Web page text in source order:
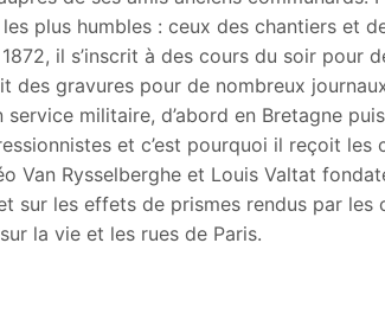
plus humbles : ceux des chantiers et
il s’inscrit à des cours du soir
des gravures pour de nombreux
militaire, d’abord en Bretagne
et c’est pourquoi il reçoit
Van Rysselberghe et Louis Valtat
sur les effets de prismes rendus par
la vie et les rues de Paris.